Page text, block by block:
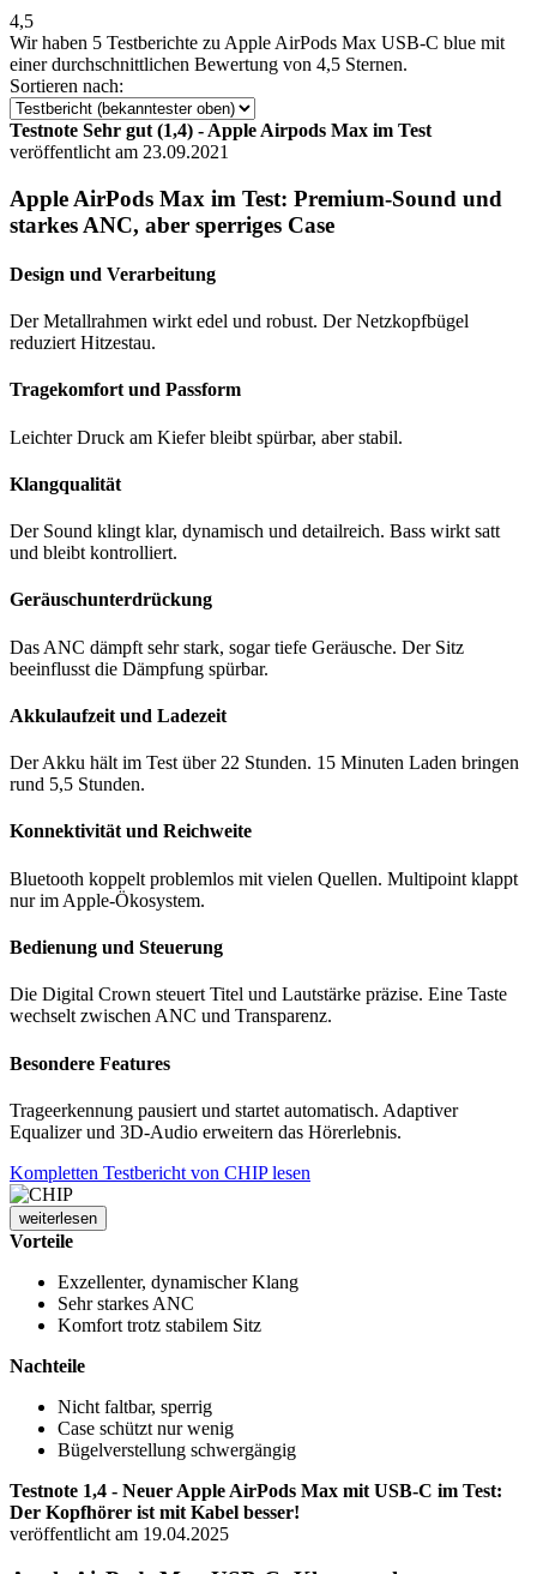
4,5
Wir haben 5 Testberichte zu Apple AirPods Max USB-C blue mit
einer durchschnittlichen Bewertung von 4,5 Sternen.
Sortieren nach:
Testnote Sehr gut (1,4) - Apple Airpods Max im Test
veröffentlicht am 23.09.2021
Apple AirPods Max im Test: Premium-Sound und
starkes ANC, aber sperriges Case
Design und Verarbeitung
Der Metallrahmen wirkt edel und robust. Der Netzkopfbügel
reduziert Hitzestau.
Tragekomfort und Passform
Leichter Druck am Kiefer bleibt spürbar, aber stabil.
Klangqualität
Der Sound klingt klar, dynamisch und detailreich. Bass wirkt satt
und bleibt kontrolliert.
Geräuschunterdrückung
Das ANC dämpft sehr stark, sogar tiefe Geräusche. Der Sitz
beeinflusst die Dämpfung spürbar.
Akkulaufzeit und Ladezeit
Der Akku hält im Test über 22 Stunden. 15 Minuten Laden bringen
rund 5,5 Stunden.
Konnektivität und Reichweite
Bluetooth koppelt problemlos mit vielen Quellen. Multipoint klappt
nur im Apple-Ökosystem.
Bedienung und Steuerung
Die Digital Crown steuert Titel und Lautstärke präzise. Eine Taste
wechselt zwischen ANC und Transparenz.
Besondere Features
Trageerkennung pausiert und startet automatisch. Adaptiver
Equalizer und 3D-Audio erweitern das Hörerlebnis.
Kompletten Testbericht von CHIP lesen
weiterlesen
Vorteile
Exzellenter, dynamischer Klang
Sehr starkes ANC
Komfort trotz stabilem Sitz
Nachteile
Nicht faltbar, sperrig
Case schützt nur wenig
Bügelverstellung schwergängig
Testnote 1,4 - Neuer Apple AirPods Max mit USB-C im Test:
Der Kopfhörer ist mit Kabel besser!
veröffentlicht am 19.04.2025